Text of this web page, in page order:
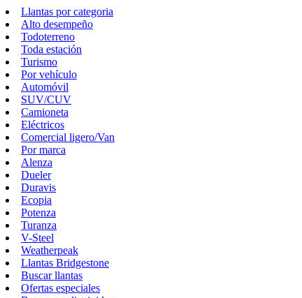
Llantas por categoria
Alto desempeño
Todoterreno
Toda estación
Turismo
Por vehículo
Automóvil
SUV/CUV
Camioneta
Eléctricos
Comercial ligero/Van
Por marca
Alenza
Dueler
Duravis
Ecopia
Potenza
Turanza
V-Steel
Weatherpeak
Llantas Bridgestone
Buscar llantas
Ofertas especiales